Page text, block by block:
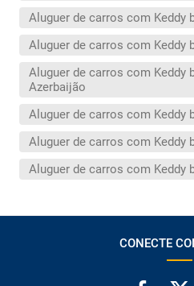
Aluguer de carros com Keddy
Aluguer de carros com Keddy
Aluguer de carros com Keddy
Azerbaijão
Aluguer de carros com Keddy
Aluguer de carros com Keddy
Aluguer de carros com Keddy
CONECTE